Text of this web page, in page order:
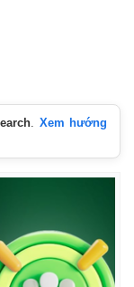
. Xem hướng